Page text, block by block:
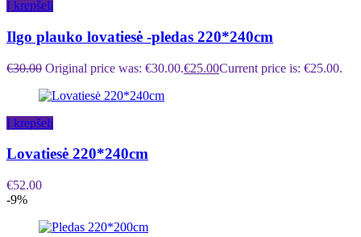
Į krepšelį
Ilgo plauko lovatiesė -pledas 220*240cm
€30.00 Original price was: €30.00.€25.00Current price is: €25.00.
Į krepšelį
Lovatiesė 220*240cm
€52.00
-9%